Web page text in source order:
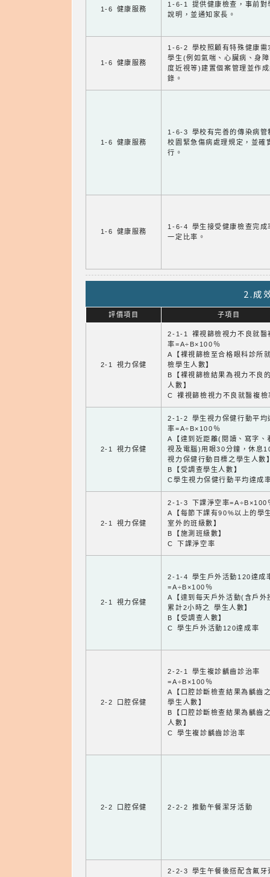
1-6 健康服務
1-6-1 提供健康檢查，事前對
說明，並通知家長。
1-6 健康服務
1-6-2 學校照顧有特殊健康需
學生(例如氣喘、心臟病、身
度近視等)建置個案管理並作
錄。
1-6 健康服務
1-6-3 學校有完善的傳染病管
校園緊急傷病處理規定，並確
行。
1-6 健康服務
1-6-4 學生接受健康檢查完成
一定比率。
2.成
評價項目 子項目
2-1 視力保健
2-1-1 裸視篩檢視力不良就醫
率=A÷B×100％
A【裸視篩檢至合格眼科診所
檢學生人數】
B【裸視篩檢結果為視力不良
人數】
C 裸視篩檢視力不良就醫複檢
2-1 視力保健
2-1-2 學生視力保健行動平均
率=A÷B×100％
A【達到近距離(閱讀、寫字、
視及電腦)用眼30分鐘，休息
視力保健行動目標之學生人數
B【受調查學生人數】
C學生視力保健行動平均達成
2-1 視力保健
2-1-3 下課淨空率=A÷B×100
A【每節下課有90%以上的學
室外的班級數】
B【施測班級數】
C 下課淨空率
2-1 視力保健
2-1-4 學生戶外活動120達成
=A÷B×100％
A【達到每天戶外活動(含戶外
累計2小時之 學生人數】
B【受調查人數】
C 學生戶外活動120達成率
2-2 口腔保健
2-2-1 學生複診齲齒診治率
=A÷B×100％
A【口腔診斷檢查結果為齲齒
學生人數】
B【口腔診斷檢查結果為齲齒
人數】
C 學生複診齲齒診治率
2-2 口腔保健 2-2-2 推動午餐潔牙活動
2-2-3 學生午餐後搭配含氟牙